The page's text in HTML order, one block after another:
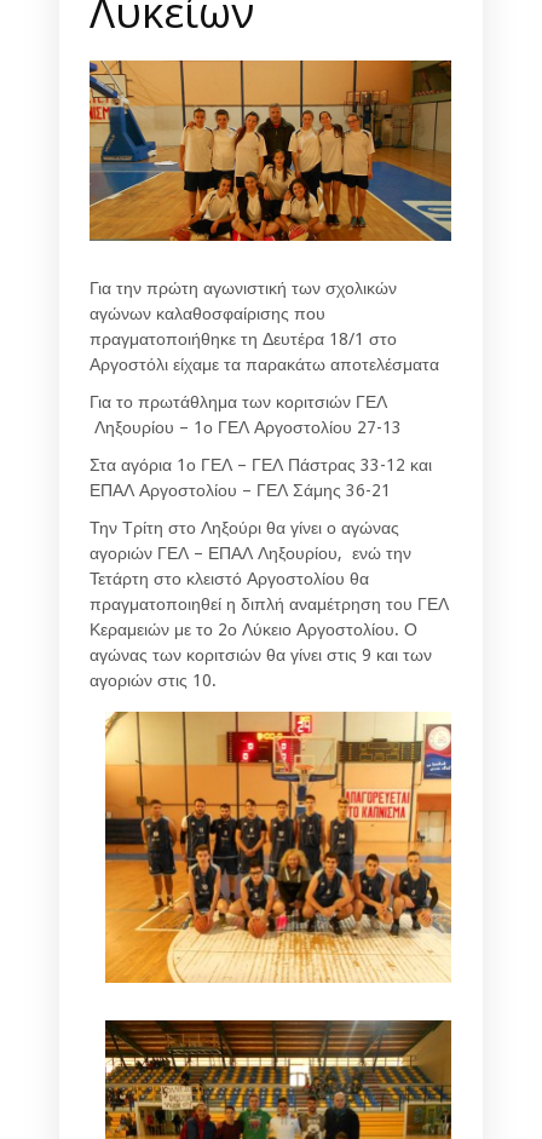
Για την πρώτη αγωνιστική των σχολικών
αγώνων καλαθοσφαίρισης που
πραγματοποιήθηκε τη Δευτέρα 18/1 στο
Αργοστόλι είχαμε τα παρακάτω αποτελέσματα
Για το πρωτάθλημα των κοριτσιών ΓΕΛ
Ληξουρίου – 1ο ΓΕΛ Αργοστολίου 27-13
Στα αγόρια 1ο ΓΕΛ – ΓΕΛ Πάστρας 33-12 και
ΕΠΑΛ Αργοστολίου – ΓΕΛ Σάμης 36-21
Την Τρίτη στο Ληξούρι θα γίνει ο αγώνας
αγοριών ΓΕΛ – ΕΠΑΛ Ληξουρίου, ενώ την
Τετάρτη στο κλειστό Αργοστολίου θα
πραγματοποιηθεί η διπλή αναμέτρηση του ΓΕΛ
Κεραμειών με το 2ο Λύκειο Αργοστολίου. Ο
αγώνας των κοριτσιών θα γίνει στις 9 και των
αγοριών στις 10.